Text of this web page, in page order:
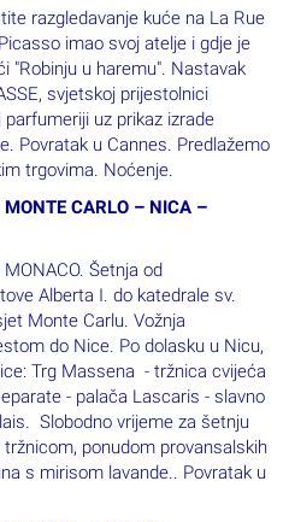
razgledavanje kuće na La Rue
imao svoj ​​atelje i gdje je
"Robinju u haremu". Nastavak
svjetskoj prijestolnici
uz prikaz izrade
Povratak u Cannes. Predlažemo
trgovima. Noćenje.
CARLO – NICA –
Šetnja od
Alberta I. do katedrale sv.
Monte Carlu. Vožnja
do Nice. Po dolasku u Nicu,
Trg Massena - tržnica cvijeća
- palača Lascaris - slavno
Slobodno vrijeme za šetnju
ponudom provansalskih
s mirisom lavande.. Povratak u